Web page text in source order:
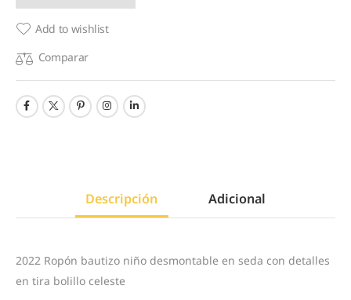
Add to wishlist
Comparar
Descripción Adicional
2022 Ropón bautizo niño desmontable en seda con detalles
en tira bolillo celeste